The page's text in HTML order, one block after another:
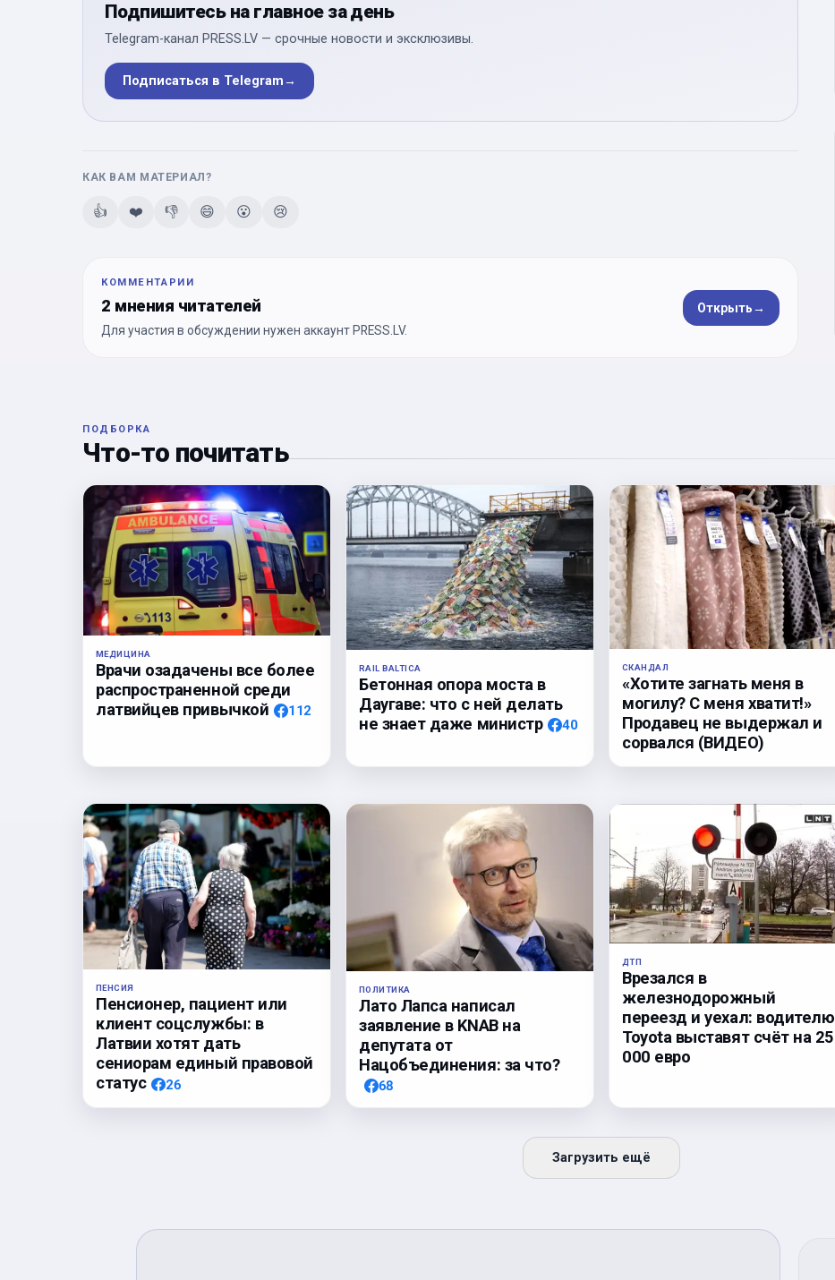
Подпишитесь на главное за день
Telegram-канал PRESS.LV — срочные новости и эксклюзивы.
Подписаться в Telegram→
КАК ВАМ МАТЕРИАЛ?
👍 ❤️ 👎 😄 😮 😢
КОММЕНТАРИИ
2 мнения читателей
Для участия в обсуждении нужен аккаунт PRESS.LV.
Открыть→
ПОДБОРКА
Что-то почитать
МЕДИЦИНА
Врачи озадачены все более
распространенной среди
латвийцев привычкой
112
RAIL BALTICA
Бетонная опора моста в
Даугаве: что с ней делать
не знает даже министр
40
СКАНДАЛ
«Хотите загнать меня в
могилу? С меня хватит!»
Продавец не выдержал и
сорвался (ВИДЕО)
ПЕНСИЯ
Пенсионер, пациент или
клиент соцслужбы: в
Латвии хотят дать
сениорам единый правовой
статус
26
ПОЛИТИКА
Лато Лапса написал
заявление в KNAB на
депутата от
Нацобъединения: за что?
68
ДТП
Врезался в
железнодорожный
переезд и уехал: водителю
Toyota выставят счёт на 25
000 евро
Загрузить ещё